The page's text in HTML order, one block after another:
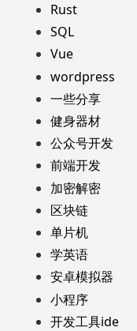
Rust
SQL
Vue
wordpress
一些分享
健身器材
公众号开发
前端开发
加密解密
区块链
单片机
学英语
安卓模拟器
小程序
开发工具ide